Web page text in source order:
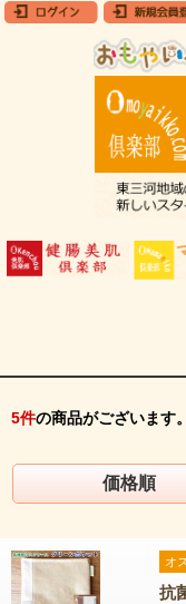
5件の商品がございます。
価格順
オ
抗